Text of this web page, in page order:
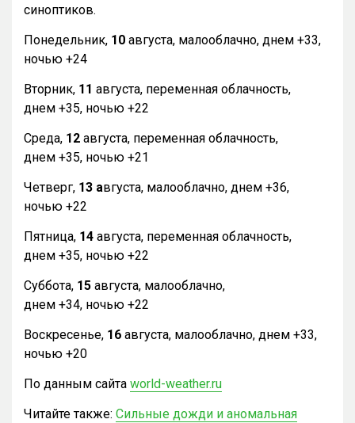
синоптиков.
Понедельник, 10 августа, малооблачно, днем +33,
ночью +24
Вторник, 11 августа, переменная облачность,
днем +35, ночью +22
Среда, 12 августа, переменная облачность,
днем +35, ночью +21
Четверг, 13 августа, малооблачно, днем +36,
ночью +22
Пятница, 14 августа, переменная облачность,
днем +35, ночью +22
Суббота, 15 августа, малооблачно,
днем +34, ночью +22
Воскресенье, 16 августа, малооблачно, днем +33,
ночью +20
По данным сайта world-weather.ru
Читайте также: Сильные дожди и аномальная